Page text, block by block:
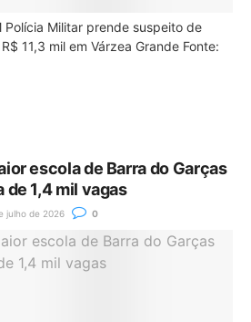
Polícia Militar prende suspeito de
11,3 mil em Várzea Grande Fonte:
escola de Barra do Garças
1,4 mil vagas
julho de 2026 0